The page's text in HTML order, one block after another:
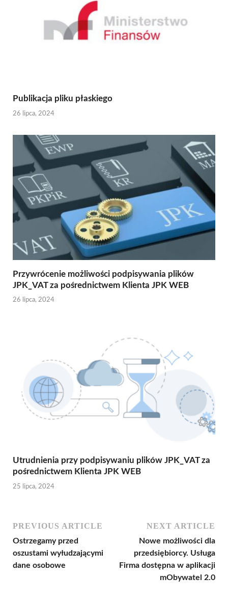
Publikacja pliku płaskiego
26 lipca, 2024
Przywrócenie możliwości podpisywania plików
JPK_VAT za pośrednictwem Klienta JPK WEB
26 lipca, 2024
Utrudnienia przy podpisywaniu plików JPK_VAT za
pośrednictwem Klienta JPK WEB
25 lipca, 2024
PREVIOUS ARTICLE
Ostrzegamy przed
oszustami wyłudzającymi
dane osobowe
NEXT ARTICLE
Nowe możliwości dla
przedsiębiorcy. Usługa
Firma dostępna w aplikacji
mObywatel 2.0